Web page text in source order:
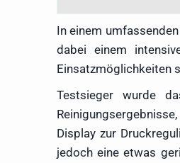
In einem
dabei einem
Einsatzmöglichkeiten
Testsieger wurde
Display zur
jedoch eine etwas